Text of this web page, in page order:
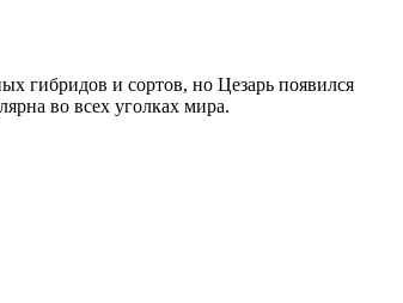
гибридов и сортов, но Цезарь появился
во всех уголках мира.